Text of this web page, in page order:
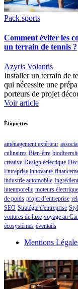
Pack sports
Comment éviter les
un terrain de tennis ?
Azyris Volantis
Installer un terrain de
qui nécessite une
porteurs de projet
Voir article
Étiquettes
aménagement extérieur
culinaires Bien-être
créative Design éclectique
Entreprise innovante
industrie automobile
intemporelle moteurs
de poids projet d’entreprise
SEO Stratégie d'entreprise
voitures de luxe voyage au
écosystèmes éventails
Mentions